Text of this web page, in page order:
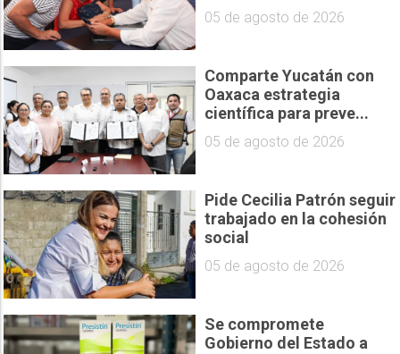
05 de agosto de 2026
Comparte Yucatán con
Oaxaca estrategia
científica para preve...
05 de agosto de 2026
Pide Cecilia Patrón seguir
trabajado en la cohesión
social
05 de agosto de 2026
Se compromete
Gobierno del Estado a